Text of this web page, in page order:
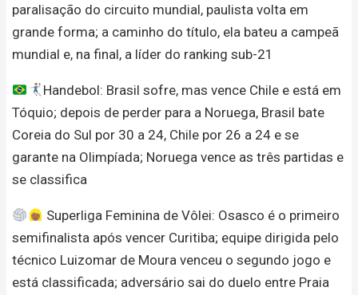
paralisação do circuito mundial, paulista volta em
grande forma; a caminho do título, ela bateu a campeã
mundial e, na final, a líder do ranking sub-21
Handebol: Brasil sofre, mas vence Chile e está em
Tóquio; depois de perder para a Noruega, Brasil bate
Coreia do Sul por 30 a 24, Chile por 26 a 24 e se
garante na Olimpíada; Noruega vence as três partidas e
se classifica
Superliga Feminina de Vôlei: Osasco é o primeiro
semifinalista após vencer Curitiba; equipe dirigida pelo
técnico Luizomar de Moura venceu o segundo jogo e
está classificada; adversário sai do duelo entre Praia